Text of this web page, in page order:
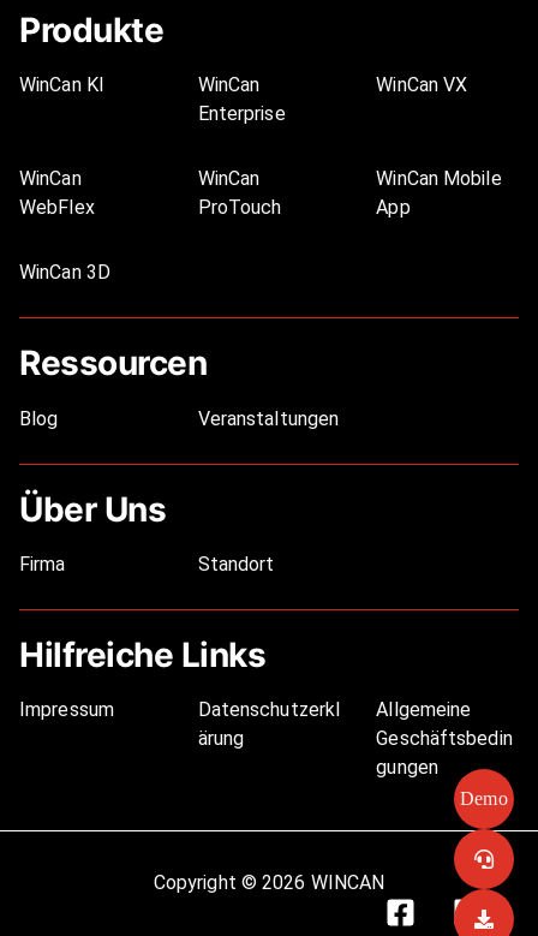
Produkte
WinCan KI
WinCan
Enterprise
WinCan VX
WinCan
WebFlex
WinCan
ProTouch
WinCan Mobile
App
WinCan 3D
Ressourcen
Blog Veranstaltungen
Über Uns
Firma Standort
Hilfreiche Links
Impressum
Datenschutzerkl
ärung
Allgemeine
Geschäftsbedin
gungen
Copyright © 2026 WINCAN
Demo